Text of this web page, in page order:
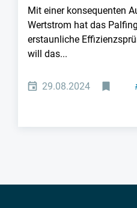
Mit einer konsequenten
Wertstrom hat das
erstaunliche
will das...
29.08.2024